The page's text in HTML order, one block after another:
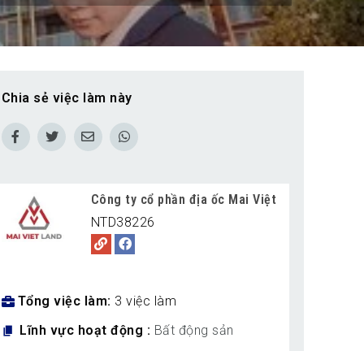
Chia sẻ việc làm này
Công ty cổ phần địa ốc Mai Việt
NTD38226
Tổng việc làm 3 việc làm
Lĩnh vực hoạt động
Bất động sản